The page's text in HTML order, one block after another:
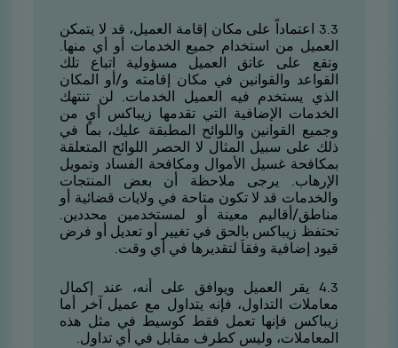
3.3 اعتماداً على مكان إقامة العميل، قد لا يتمكن
العميل من استخدام جميع الخدمات أو أي منها.
وتقع على عاتق العميل مسؤولية اتباع تلك
القواعد والقوانين في مكان إقامته و/أو المكان
الذي يستخدم فيه العميل الخدمات. لن تنتهك
الخدمات الإضافية التي تقدمها زيباكس أيٍ من
وجميع القوانين واللوائح المطبقة عليك، بما في
ذلك على سبيل المثال لا الحصر اللوائح المتعلقة
بمكافحة غسيل الأموال ومكافحة الفساد وتمويل
الإرهاب. يرجى ملاحظة أن بعض المنتجات
والخدمات قد لا تكون متاحة في ولايات قضائية أو
مناطق/أقاليم معينة أو لمستخدمين محددين.
تحتفظ زيباكس بالحق في تغيير أو تعديل أو فرض
قيود إضافية وفقاَ لتقديرها في أي وقت.
3.4 يقر العميل ويوافق على أنه، عند إكمال
معاملات التداول، فإنه يتداول مع عميل آخر أما
زيباكس فإنها تعمل فقط كوسيط في مثل هذه
المعاملات، وليس كطرف مقابل في أي تداول.